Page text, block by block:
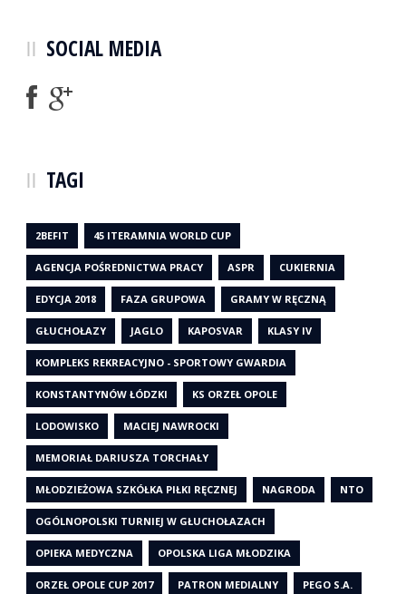
SOCIAL MEDIA
TAGI
2BEFIT 45 ITERAMNIA WORLD CUP
AGENCJA POŚREDNICTWA PRACY ASPR CUKIERNIA
EDYCJA 2018 FAZA GRUPOWA GRAMY W RĘCZNĄ
GŁUCHOŁAZY JAGLO KAPOSVAR KLASY IV
KOMPLEKS REKREACYJNO - SPORTOWY GWARDIA
KONSTANTYNÓW ŁÓDZKI KS ORZEŁ OPOLE
LODOWISKO MACIEJ NAWROCKI
MEMORIAŁ DARIUSZA TORCHAŁY
MŁODZIEŻOWA SZKÓŁKA PIŁKI RĘCZNEJ NAGRODA NTO
OGÓLNOPOLSKI TURNIEJ W GŁUCHOŁAZACH
OPIEKA MEDYCZNA OPOLSKA LIGA MŁODZIKA
ORZEŁ OPOLE CUP 2017 PATRON MEDIALNY PEGO S.A.